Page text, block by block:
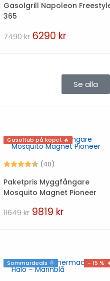
Gasolgrill Napoleon
365
7490kr 6290 kr
Se alla
Gasoltub på köpet 🔥
Betyg: (40)
Paketpris Myggfångare
Mosquito Magnet Pioneer
11649kr 9819 kr
Sommardeals 🌞 - 15 %